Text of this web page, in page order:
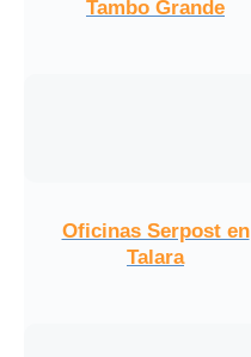
Tambo Grande
Oficinas Serpost en
Talara